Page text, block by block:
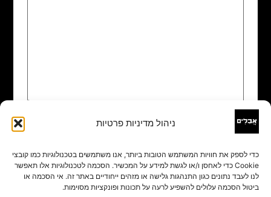
ניהול מדיניות פרטיות
כדי לספק את חוויות המשתמש הטובות ביותר, אנו משתמשים בטכנולוגיות כמו קובצי
Cookie כדי לאחסן ו/או לגשת למידע על המכשיר. הסכמה לטכנולוגיות אלו תאפשר
לנו לעבד נתונים כגון התנהגות גלישה או מזהים ייחודיים באתר זה. אי הסכמה או
ביטול הסכמה עלולים להשפיע לרעה על תכונות ופונקציות מסוימות.
שם
אימייל*